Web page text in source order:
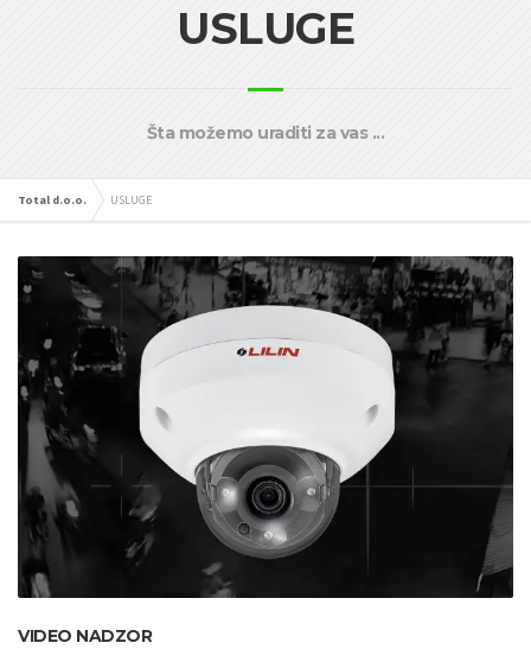
USLUGE
Šta možemo uraditi za vas ...
Total d.o.o. USLUGE
VIDEO NADZOR